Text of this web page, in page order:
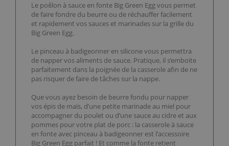
Le poêlon à sauce en fonte Big Green Egg vous permet
de faire fondre du beurre ou de réchauffer facilement
et rapidement vos sauces et marinades sur la grille du
Big Green Egg.
Le pinceau à badigeonner en silicone vous permettra
de napper vos aliments de sauce. Pratique, il s’emboite
parfaitement dans la poignée de la casserole afin de ne
pas risquer de faire de tâches sur la nappe.
Que vous ayez besoin de beurre fondu pour napper
vos épis de maïs, d’une petite marinade au miel pour
accompagner du poulet ou d’une sauce au cidre et aux
pommes pour votre plat de porc : la casserole à sauce
en fonte avec pinceau à badigeonner est l'accessoire
Big Green Egg parfait ! Et comme la fonte retient